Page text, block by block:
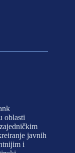
oblasti
javnih
i